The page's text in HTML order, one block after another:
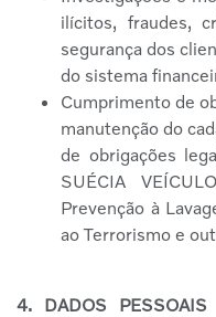
ilícitos, fraudes,
segurança dos
do sistema
Cumprimento de
manutenção do
de obrigações
SUÉCIA
Prevenção à
ao Terrorismo e
4. DADOS